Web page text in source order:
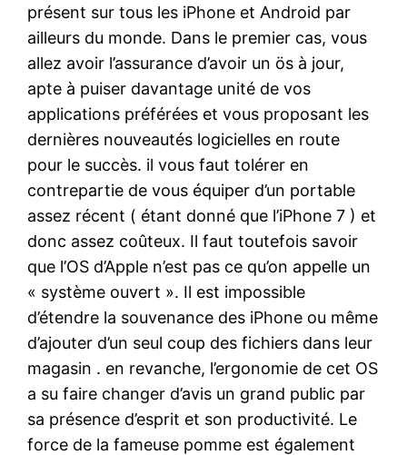
présent sur tous les iPhone et Android par
ailleurs du monde. Dans le premier cas, vous
allez avoir l’assurance d’avoir un ös à jour,
apte à puiser davantage unité de vos
applications préférées et vous proposant les
dernières nouveautés logicielles en route
pour le succès. il vous faut tolérer en
contrepartie de vous équiper d’un portable
assez récent ( étant donné que l’iPhone 7 ) et
donc assez coûteux. Il faut toutefois savoir
que l’OS d’Apple n’est pas ce qu’on appelle un
« système ouvert ». Il est impossible
d’étendre la souvenance des iPhone ou même
d’ajouter d’un seul coup des fichiers dans leur
magasin . en revanche, l’ergonomie de cet OS
a su faire changer d’avis un grand public par
sa présence d’esprit et son productivité. Le
force de la fameuse pomme est également